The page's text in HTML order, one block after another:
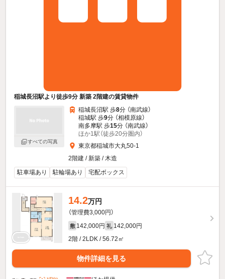
稲城長沼駅より徒歩9分 新築 2階建の賃貸物件
すべての写真
稲城長沼駅 歩8分 （南武線）
稲城駅 歩9分 （相模原線）
南多摩駅 歩15分 （南武線）
ほか1駅（徒歩20分圏内）
東京都稲城市大丸50-1
2階建 / 新築 / 木造
駐車場あり
駐輪場あり 宅配ボックス
14.2万円
（管理費3,000円）
敷 142,000円 礼 142,000円
2階 / 2LDK / 56.72㎡
物件詳細を見る